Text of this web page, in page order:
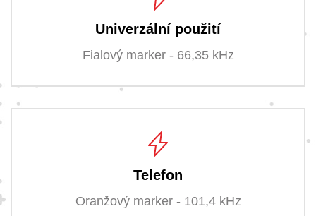
Univerzální použití
Fialový marker - 66,35 kHz
Telefon
Oranžový marker - 101,4 kHz